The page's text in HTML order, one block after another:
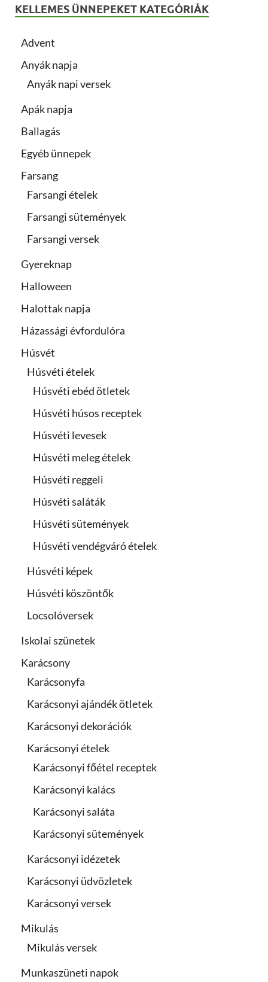
KELLEMES ÜNNEPEKET KATEGÓRIÁK
Advent
Anyák napja
Anyák napi versek
Apák napja
Ballagás
Egyéb ünnepek
Farsang
Farsangi ételek
Farsangi sütemények
Farsangi versek
Gyereknap
Halloween
Halottak napja
Házassági évfordulóra
Húsvét
Húsvéti ételek
Húsvéti ebéd ötletek
Húsvéti húsos receptek
Húsvéti levesek
Húsvéti meleg ételek
Húsvéti reggeli
Húsvéti saláták
Húsvéti sütemények
Húsvéti vendégváró ételek
Húsvéti képek
Húsvéti köszöntők
Locsolóversek
Iskolai szünetek
Karácsony
Karácsonyfa
Karácsonyi ajándék ötletek
Karácsonyi dekorációk
Karácsonyi ételek
Karácsonyi főétel receptek
Karácsonyi kalács
Karácsonyi saláta
Karácsonyi sütemények
Karácsonyi idézetek
Karácsonyi üdvözletek
Karácsonyi versek
Mikulás
Mikulás versek
Munkaszüneti napok